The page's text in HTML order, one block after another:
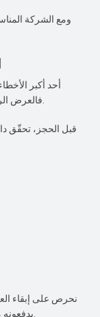
ومع الشركة
أحد أكبر
فالعرض الرخيص قد لا يبقى رخيصًا بعد إضافة الرسوم الإضافية.
قبل الحجز، تحقّق
نحرص على إبقاء
يدفعونه منذ البداية. وهذا يساعد الناس على تجنب التوتر لاحقًا.